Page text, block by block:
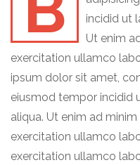
incidid ut
Ut enim
exercitation ullamco
ipsum dolor sit amet,
eiusmod tempor incidid
aliqua. Ut enim ad
exercitation ullamco
exercitation ullamco